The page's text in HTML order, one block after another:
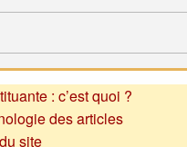
: c’est quoi ?
des articles
site